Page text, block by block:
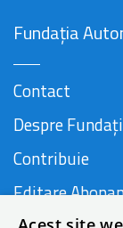
Fundația
Contact
Despre
Contribuie
Editare